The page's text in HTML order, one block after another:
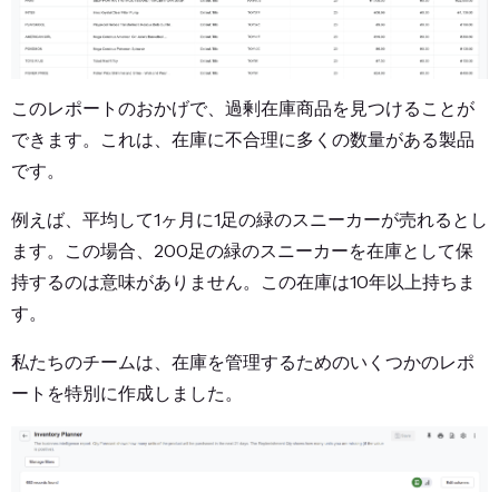
このレポートのおかげで、過剰在庫商品を見つけることが
できます。これは、在庫に不合理に多くの数量がある製品
です。
例えば、平均して1ヶ月に1足の緑のスニーカーが売れるとし
ます。この場合、200足の緑のスニーカーを在庫として保
持するのは意味がありません。この在庫は10年以上持ちま
す。
私たちのチームは、在庫を管理するためのいくつかのレポ
ートを特別に作成しました。